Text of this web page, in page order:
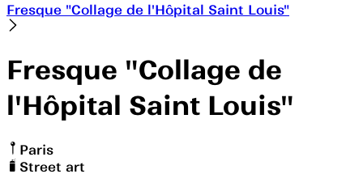
Fresque "Collage de l'Hôpital Saint Louis"
Fresque "Collage de
l'Hôpital Saint Louis"
Paris
Street art